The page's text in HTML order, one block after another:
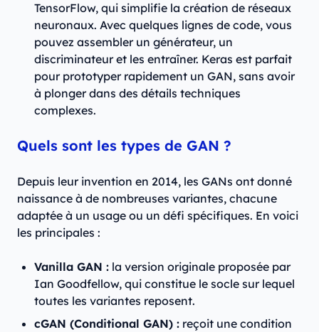
TensorFlow, qui simplifie la création de réseaux
neuronaux. Avec quelques lignes de code, vous
pouvez assembler un générateur, un
discriminateur et les entraîner. Keras est parfait
pour prototyper rapidement un GAN, sans avoir
à plonger dans des détails techniques
complexes.
Quels sont les types de GAN ?
Depuis leur invention en 2014, les GANs ont donné
naissance à de nombreuses variantes, chacune
adaptée à un usage ou un défi spécifiques. En voici
les principales :
Vanilla GAN : la version originale proposée par
Ian Goodfellow, qui constitue le socle sur lequel
toutes les variantes reposent.
cGAN (Conditional GAN) : reçoit une condition